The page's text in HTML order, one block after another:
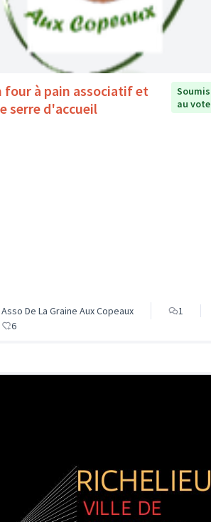
four à pain associatif et
serre d'accueil
Soumis
au vote
Asso De La Graine Aux Copeaux
1
6